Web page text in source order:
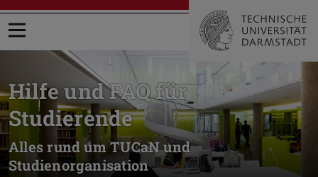
Menü öffnen
Hilfe und FAQ für
Studierende
Alles rund um TUCaN und
Studienorganisation